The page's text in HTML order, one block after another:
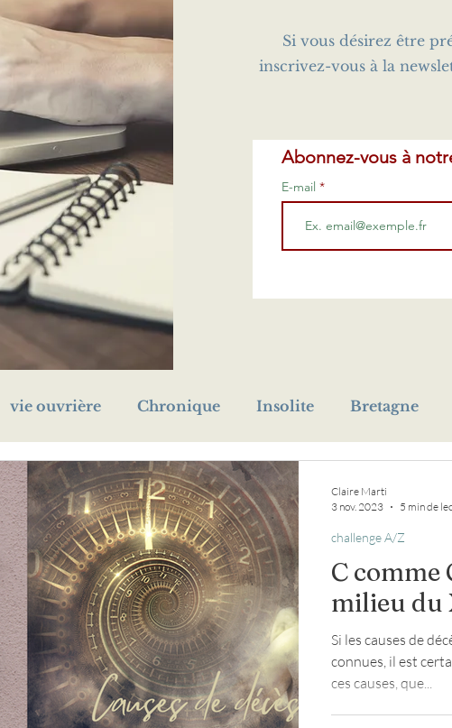
Si vous désirez être
inscrivez-vous à la
Abonnez-vous à
E-mail
vie ouvrière Chronique Insolite Bretagne
Z énigme prénom Première Guerre mondiale
Légion d'honneur orphelin livre médaille
presse loup religion Seconde Guerre
Archive insolite maréchaussée
C comme
milieu du
Si les causes de
connues, il est
ces causes, que...
challenge A/Z
Claire Marti
3 nov. 2023
5 min de